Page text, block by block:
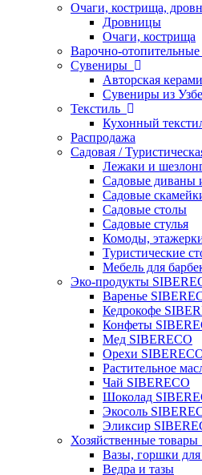
Очаги, кострища,
Дровницы
Очаги, кострища
Варочно-отопительные
Сувениры
Авторская
Сувениры из
Текстиль
Кухонный
Распродажа
Садовая /
Лежаки и
Садовые диваны
Садовые
Садовые столы
Садовые стулья
Комоды,
Туристические
Мебель для
Эко-продукты
Варенье
Кедрокофе
Конфеты
Мед SIBERECO
Орехи
Растительное
Чай SIBERECO
Шоколад
Экосоль
Эликсир
Хозяйственные товары
Вазы, горшки для
Ведра и тазы